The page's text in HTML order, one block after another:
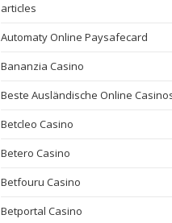
articles
Automaty Online Paysafecard
Bananzia Casino
Beste Ausländische Online
Betcleo Casino
Betero Casino
Betfouru Casino
Betportal Casino